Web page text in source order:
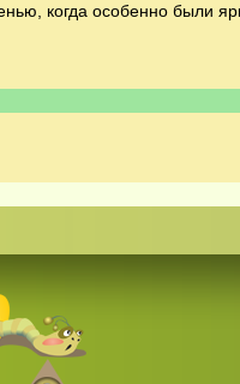
когда особенно были